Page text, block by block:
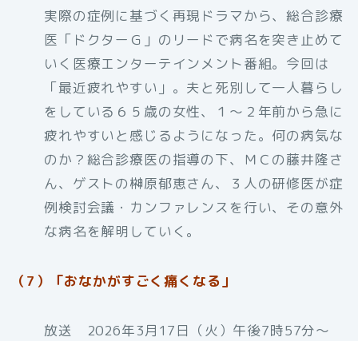
実際の症例に基づく再現ドラマから、総合診療
医「ドクターＧ」のリードで病名を突き止めて
いく医療エンターテインメント番組。今回は
「最近疲れやすい」。夫と死別して一人暮らし
をしている６５歳の女性、１～２年前から急に
疲れやすいと感じるようになった。何の病気な
のか？総合診療医の指導の下、ＭＣの藤井隆さ
ん、ゲストの榊原郁恵さん、３人の研修医が症
例検討会議・カンファレンスを行い、その意外
な病名を解明していく。
（7）「おなかがすごく痛くなる」
放送 2026年3月17日（火）午後7時57分〜